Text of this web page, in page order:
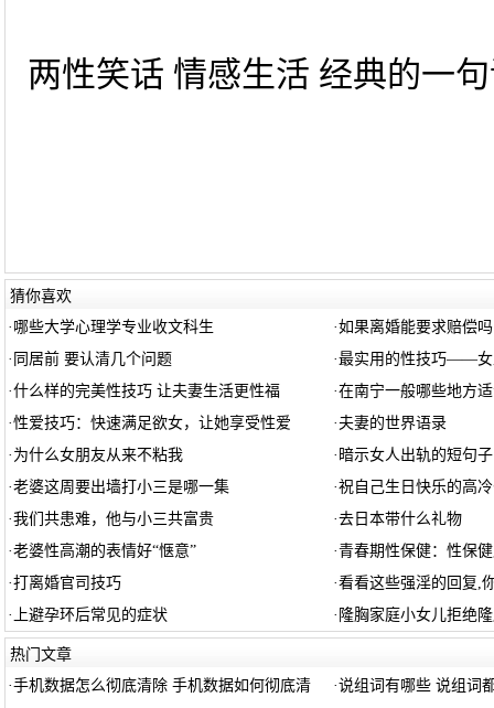
两性笑话 情感生活 经典的一
猜你喜欢
· 哪些大学心理学专业收文科生 ·如果离婚能要求赔偿吗
· 同居前 要认清几个问题 ·最实用的性技巧——女
·什么样的完美性技巧 让夫妻生活更性福 ·在南宁一般哪些地方
·性爱技巧：快速满足欲女，让她享受性爱 · 夫妻的世界语录
· 为什么女朋友从来不粘我 · 暗示女人出轨的短句子
·老婆这周要出墙打小三是哪一集 ·祝自己生日快乐的高
·我们共患难，他与小三共富贵 ·去日本带什么礼物
·老婆性高潮的表情好“惬意” ·青春期性保健：性保
·打离婚官司技巧 ·看看这些强淫的回复,
· 上避孕环后常见的症状 · 隆胸家庭小女儿拒绝
热门文章
·手机数据怎么彻底清除 手机数据如何彻底清 ·说组词有哪些 说组词